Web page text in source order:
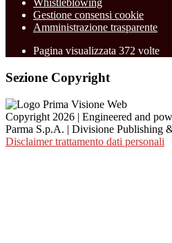
Whistleblowing
Gestione consensi cookie
Amministrazione trasparente
Pagina visualizzata 372 volte
Sezione Copyright
Copyright 2026 | Engineered and
Parma S.p.A. | Divisione Publishing
Disclaimer trattamento dati personali